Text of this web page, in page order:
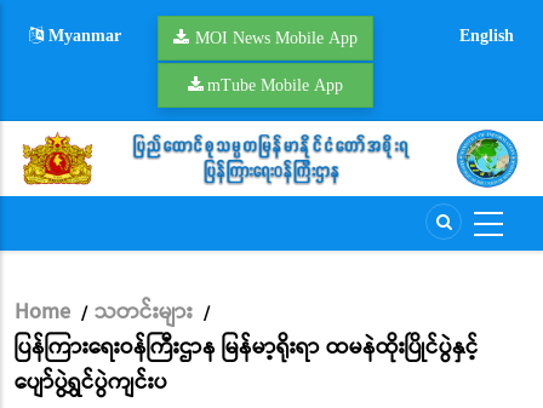
Myanmar MOI News Mobile App
mTube Mobile App
English
Breadcrumb
Home / သတင်းများ /
ပြန်ကြားရေးဝန်ကြီးဌာန မြန်မာ့ရိုးရာ ထမနဲထိုးပြိုင်ပွဲနှင့်
ပျော်ပွဲရွှင်ပွဲကျင်းပ